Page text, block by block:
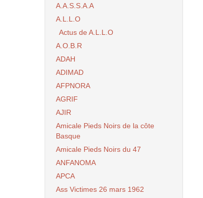
A.A.S.S.A.A
A.L.L.O
Actus de A.L.L.O
A.O.B.R
ADAH
ADIMAD
AFPNORA
AGRIF
AJIR
Amicale Pieds Noirs de la côte
Basque
Amicale Pieds Noirs du 47
ANFANOMA
APCA
Ass Victimes 26 mars 1962